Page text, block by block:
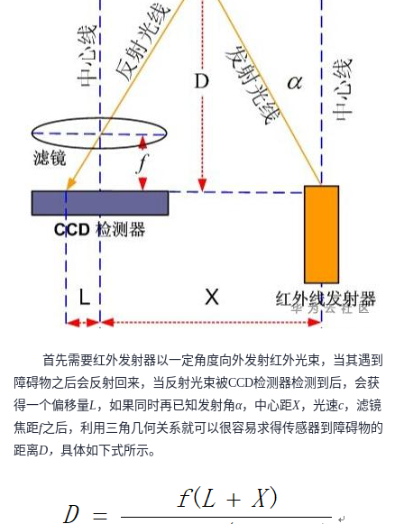
首先需要红外发射器以一定角度向外发射红外光束，当其遇到
障碍物之后会反射回来，当反射光束被CCD检测器检测到后，会获
得一个偏移量L ，如果同时再已知发射角α，中心距X，光速c，滤镜
焦距f之后，利用三角几何关系就可以很容易求得传感器到障碍物的
距离D ， 具体如下式所示。